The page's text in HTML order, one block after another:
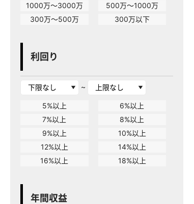
1000万～3000万
500万～1000万
300万～500万
300万以下
利回り
~
5%以上
6%以上
7%以上
8%以上
9%以上
10%以上
12%以上
14%以上
16%以上
18%以上
年間収益